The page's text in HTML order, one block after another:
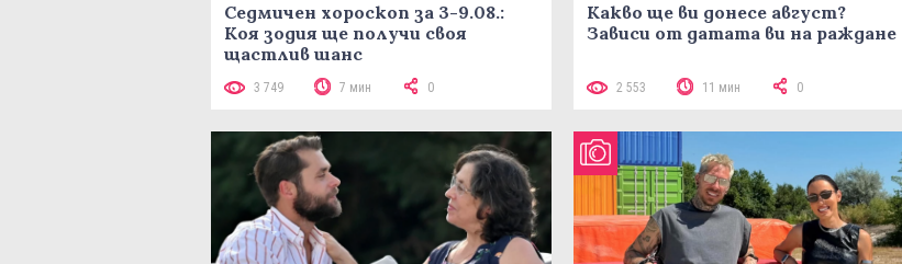
Седмичен хороскоп за 3-9.08.:
Коя зодия ще получи своя
щастлив шанс
3 749 7 мин 0
Какво ще ви донесе август?
Зависи от датата ви на ражданe
2 553 11 мин 0